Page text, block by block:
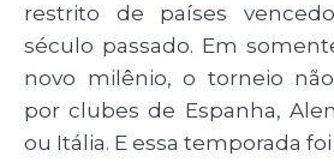
restrito de países
século passado. Em
novo milênio, o torneio
por clubes de Espanha,
ou Itália. E essa temporada foi